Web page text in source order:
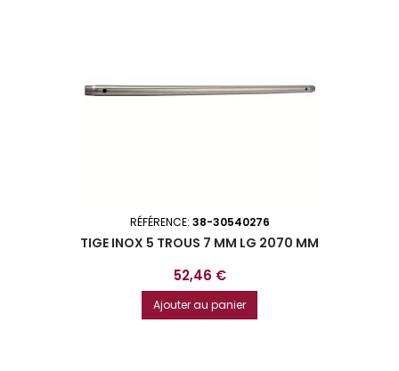
RÉFÉRENCE: 38-30540276
TIGE INOX 5 TROUS 7 MM LG 2070 MM
Prix
52,46 €
Ajouter au panier